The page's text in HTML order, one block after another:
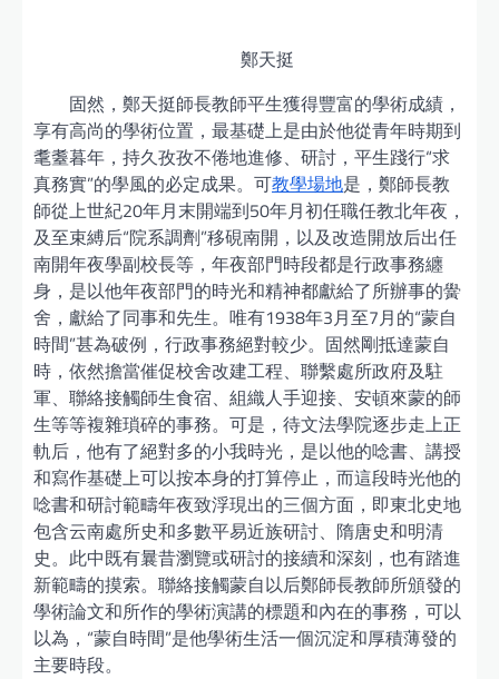
鄭天挺
固然，鄭天挺師長教師平生獲得豐富的學術成績，
享有高尚的學術位置，最基礎上是由於他從青年時期到
耄耋暮年，持久孜孜不倦地進修、研討，平生踐行“求
真務實”的學風的必定成果。可教學場地是，鄭師長教
師從上世紀20年月末開端到50年月初任職任教北年夜，
及至束縛后“院系調劑”移硯南開，以及改造開放后出任
南開年夜學副校長等，年夜部門時段都是行政事務纏
身，是以他年夜部門的時光和精神都獻給了所辦事的黌
舍，獻給了同事和先生。唯有1938年3月至7月的“蒙自
時間”甚為破例，行政事務絕對較少。固然剛抵達蒙自
時，依然擔當催促校舍改建工程、聯繫處所政府及駐
軍、聯絡接觸師生食宿、組織人手迎接、安頓來蒙的師
生等等複雜瑣碎的事務。可是，待文法學院逐步走上正
軌后，他有了絕對多的小我時光，是以他的唸書、講授
和寫作基礎上可以按本身的打算停止，而這段時光他的
唸書和研討範疇年夜致浮現出的三個方面，即東北史地
包含云南處所史和多數平易近族研討、隋唐史和明清
史。此中既有曩昔瀏覽或研討的接續和深刻，也有踏進
新範疇的摸索。聯絡接觸蒙自以后鄭師長教師所頒發的
學術論文和所作的學術演講的標題和內在的事務，可以
以為，“蒙自時間”是他學術生活一個沉淀和厚積薄發的
主要時段。